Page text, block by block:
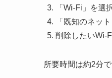
「Wi-Fi」を選
「既知のネッ
削除したいWi-
所要時間は約2分